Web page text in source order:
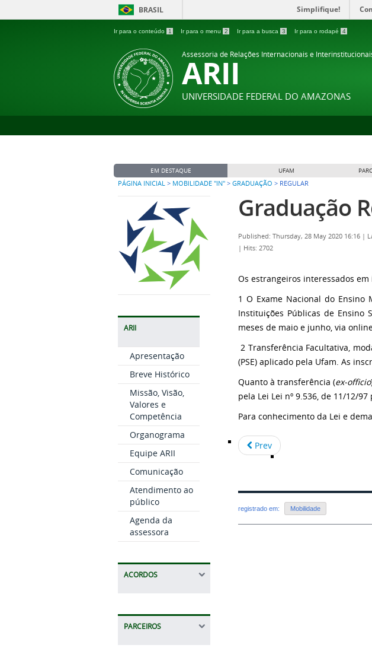
BRASIL Simplifique!
Ir para o conteúdo 1 Ir para o menu 2 Ir para a busca 3 Ir para o rodapé 4
Assessoria de Relações Internacionais e
ARII
UNIVERSIDADE FEDERAL DO AMAZONAS
EM DESTAQUE UFAM
PÁGINA INICIAL > MOBILIDADE "IN" > GRADUAÇÃO > REGULAR
ARII
Apresentação
Breve Histórico
Missão, Visão,
Valores e
Competência
Organograma
Equipe ARII
Comunicação
Atendimento ao
público
Agenda da
assessora
ACORDOS
PARCEIROS
Graduação
Published: Thursday, 28 May 2020 16:16 |
| Hits: 2702
Os estrangeiros interessados
1 O Exame Nacional do Ensino
Instituições Públicas de
meses de maio e junho, via
2 Transferência Facultativa,
(PSE) aplicado pela Ufam. As
Quanto à transferência (ex-officio
pela Lei Lei nº 9.536, de 11/12/
Para conhecimento da Lei e
Prev
registrado em: Mobilidade